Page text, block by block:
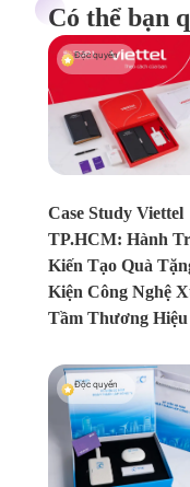
Có thể bạn
Case Study Viettel
TP.HCM: Hành
Kiến Tạo Quà
Kiện Công Nghệ
Tầm Thương Hiệu
Độc quyền
Độc quyền